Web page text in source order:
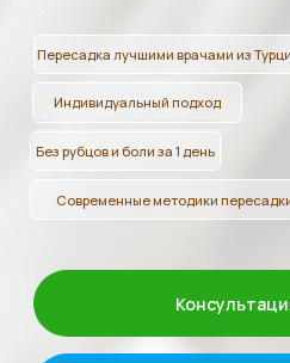
Позвонить в клинику
Консультация в Телеграм